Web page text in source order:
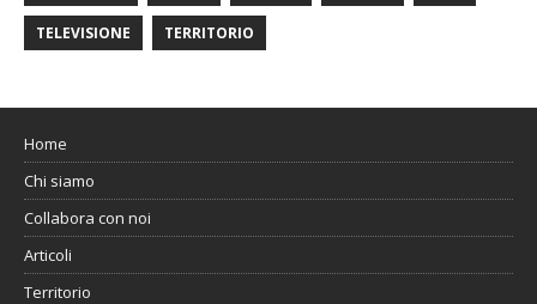
TELEVISIONE TERRITORIO
Home
Chi siamo
Collabora con noi
Articoli
Territorio